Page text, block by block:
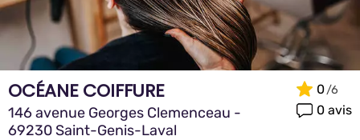
OCÉANE COIFFURE
146 avenue Georges Clemenceau -
69230 Saint-Genis-Laval
0
0 avis